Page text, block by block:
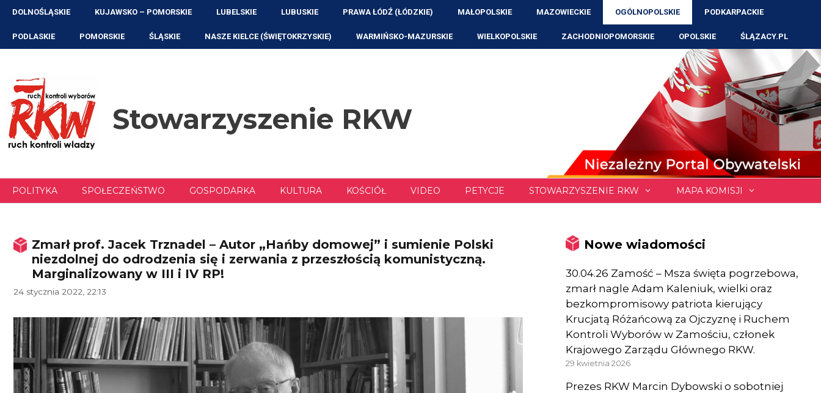
Przejdź
treści
DOLNOŚLĄSKIE KUJAWSKO – POMORSKIE LUBELSKIE LUBUSKIE PRAWA ŁÓDŹ (ŁÓDZKIE) MAŁOPOLSKIE MAZOWIECKIE OGÓLNOPOLSKIE PODKARPACKIE
PODLASKIE POMORSKIE ŚLĄSKIE NASZE KIELCE (ŚWIĘTOKRZYSKIE) WARMIŃSKO-MAZURSKIE WIELKOPOLSKIE ZACHODNIOPOMORSKIE OPOLSKIE ŚLĄZACY.PL
Stowarzyszenie RKW
POLITYKA SPOŁECZEŃSTWO GOSPODARKA KULTURA KOŚCIÓŁ VIDEO PETYCJE STOWARZYSZENIE RKW MAPA KOMISJI
Zmarł prof. Jacek Trznadel – Autor „Hańby domowej” i sumienie Polski
niezdolnej do odrodzenia się i zerwania z przeszłością komunistyczną.
Marginalizowany w III i IV RP!
24 stycznia 2022, 22:13
Nowe wiadomości
30.04.26 Zamość – Msza święta pogrzebowa,
zmarł nagle Adam Kaleniuk, wielki oraz
bezkompromisowy patriota kierujący
Krucjatą Różańcową za Ojczyznę i Ruchem
Kontroli Wyborów w Zamościu, członek
Krajowego Zarządu Głównego RKW.
29 kwietnia 2026
Prezes RKW Marcin Dybowski o sobotniej